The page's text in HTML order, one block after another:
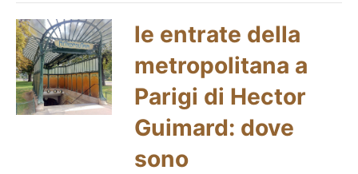
le entrate della
metropolitana a
Parigi di Hector
Guimard: dove
sono